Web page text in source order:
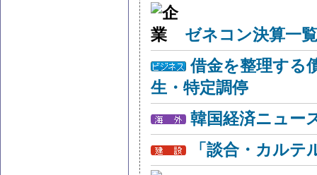
ゼネコン決算一
借金を整理する
生・特定調停
韓国経済ニュー
「談合・カル